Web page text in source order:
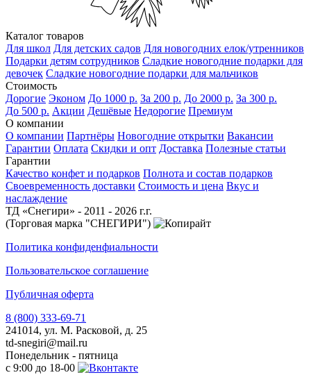
Каталог товаров
Для школ Для детских садов Для новогодних елок/утренников
Подарки детям сотрудников Сладкие новогодние подарки для
девочек Сладкие новогодние подарки для мальчиков
Стоимость
Дорогие Эконом До 1000 р. За 200 р. До 2000 р. За 300 р.
До 500 р. Акции Дешёвые Недорогие Премиум
О компании
О компании Партнёры Новогодние открытки Вакансии
Гарантии Оплата Скидки и опт Доставка Полезные статьи
Гарантии
Качество конфет и подарков Полнота и состав подарков
Своевременность доставки Стоимость и цена Вкус и
наслаждение
ТД «Снегири» - 2011 - 2026 г.г.
(Торговая марка "СНЕГИРИ")
Политика конфиденфиальности
Пользовательское соглашение
Публичная оферта
8 (800) 333-69-71
241014, ул. М. Расковой, д. 25
td-snegiri@mail.ru
Понедельник - пятница
с 9:00 до 18-00